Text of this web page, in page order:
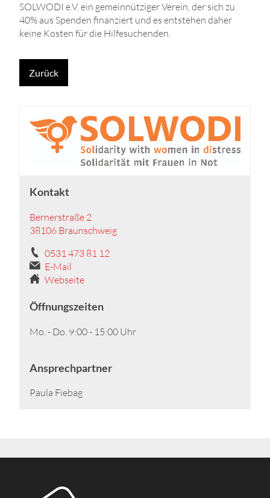
SOLWODI e.V. ein gemeinnütziger Verein, der sich zu
40% aus Spenden finanziert und es entstehen daher
keine Kosten für die Hilfesuchenden.
Zurück
Kontakt
Bernerstraße 2
38106 Braunschweig
0531 473 81 12
E-Mail
Webseite
Öffnungszeiten
Mo. - Do. 9:00 - 15:00 Uhr
Ansprechpartner
Paula Fiebag